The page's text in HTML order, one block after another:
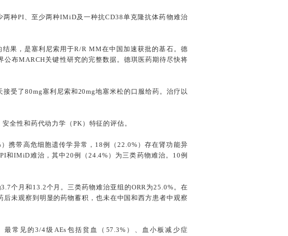
种PI、至少两种IMiD及一种抗CD38单克隆抗体药物难治
果，是塞利尼索用于R/R MM在中国加速获批的基石。德
布MARCH关键性研究的完整数据。德琪医药期待尽快将
受了80mg塞利尼索和20mg地塞米松的口服给药。治疗以
全性和药代动力学（PK）特征的评估。
携带高危细胞遗传学异常，18例（22.0%）存在肾功能异
和IMiD难治，其中20例（24.4%）为三类药物难治。10例
个月和13.2个月。三类药物难治亚组的ORR为25.0%。在
未观察到明显的药物蓄积，也未在中国和西方患者中观察
常见的3/4级AEs包括贫血（57.3%）、血小板减少症